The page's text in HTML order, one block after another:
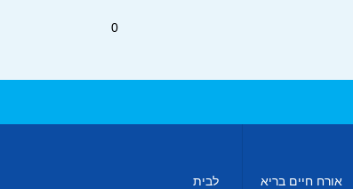
0
אורח חיים בריא לבית